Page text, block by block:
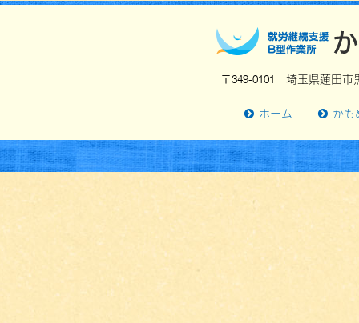
〒349-0101 埼玉県蓮田市
ホーム かも